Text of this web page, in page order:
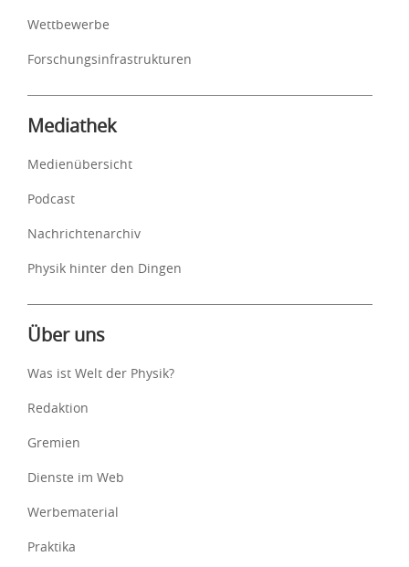
Wettbewerbe
Forschungsinfrastrukturen
Mediathek
Medienübersicht
Podcast
Nachrichtenarchiv
Physik hinter den Dingen
Über uns
Was ist Welt der Physik?
Redaktion
Gremien
Dienste im Web
Werbematerial
Praktika